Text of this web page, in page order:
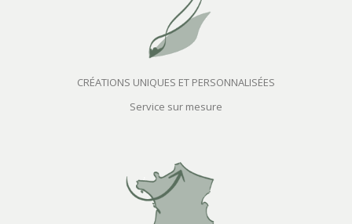
CRÉATIONS UNIQUES ET PERSONNALISÉES
Service sur mesure